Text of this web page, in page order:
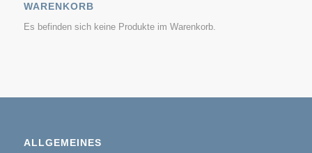
WARENKORB
Es befinden sich keine Produkte im Warenkorb.
ALLGEMEINES